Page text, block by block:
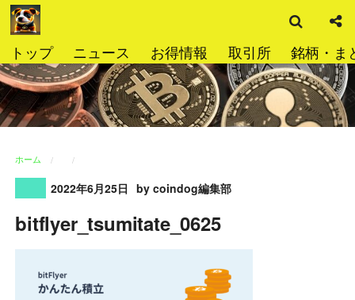
コ
ン
ン
ツ
へ
ス
トップ ニュース お得情報 取引所 銘柄・ま
索
ホーム
2022年6月25日 by coindog編集部
bitflyer_tsumitate_0625